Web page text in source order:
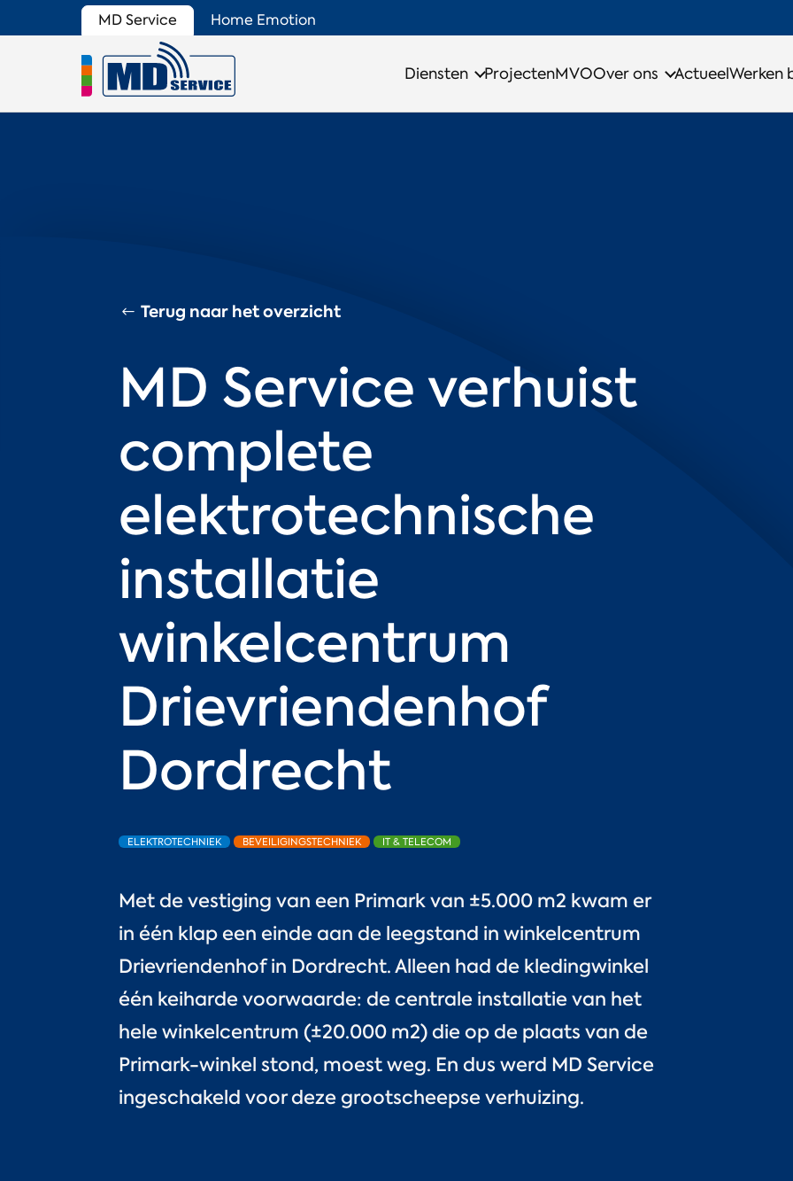
MD Service Home Emotion
Diensten ProjectenMVOOver ons ActueelWerken
Terug naar het overzicht
MD Service verhuist
complete
elektrotechnische
installatie
winkelcentrum
Drievriendenhof
Dordrecht
ELEKTROTECHNIEK BEVEILIGINGSTECHNIEK IT & TELECOM
Met de vestiging van een Primark van ±5.000 m2 kwam er
in één klap een einde aan de leegstand in winkelcentrum
Drievriendenhof in Dordrecht. Alleen had de kledingwinkel
één keiharde voorwaarde: de centrale installatie van het
hele winkelcentrum (±20.000 m2) die op de plaats van de
Primark-winkel stond, moest weg. En dus werd MD Service
ingeschakeld voor deze grootscheepse verhuizing.